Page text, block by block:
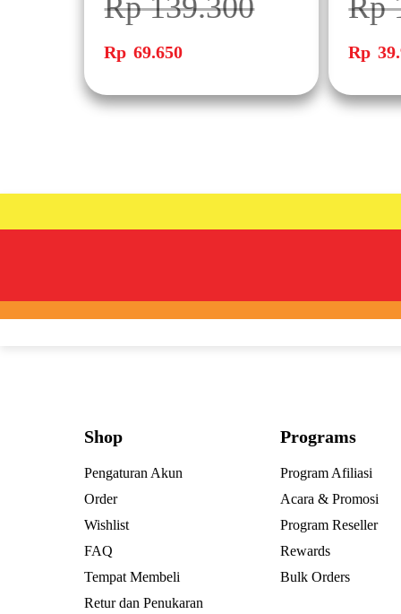
BUKU) GBBM 5801
Rp139.300
Harga
aslinya
adalah:
Rp 69.650ini
Rp
Harga
aslinya
adalah:
Rp
Shop
Pengaturan Akun
Order
Wishlist
FAQ
Tempat Membeli
Retur dan Penukaran
Programs
Program Afiliasi
Acara & Promosi
Program Reseller
Rewards
Bulk Orders